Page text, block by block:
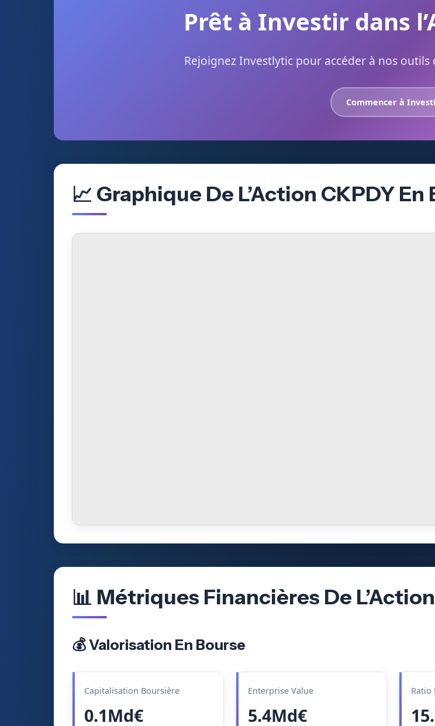
Prêt à Investir dans
Rejoignez Investlytic pour accéder à nos outils
Commencer à
📈 Graphique De L’Action CKPDY En
📊 Métriques Financières De
💰 Valorisation En Bourse
Capitalisation Boursière
0.1Md€
Enterprise Value
5.4Md€
Ratio